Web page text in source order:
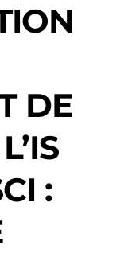
DE
: